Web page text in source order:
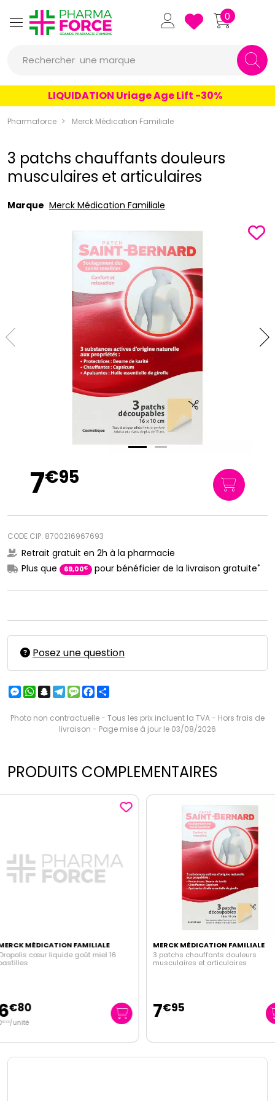
Pharmaforce Grande Pharmacie
0
Rechercher une marque
un produit
LIQUIDATION Uriage Age Lift -30%
Pharmaforce Merck Médication Familiale
3 patchs chauffants douleurs
musculaires et articulaires
Marque Merck Médication Familiale
7€95
CODE CIP: 8700216967693
Retrait gratuit en 2h à la pharmacie
Plus que
69,00€ pour bénéficier de la livraison gratuite*
Posez une question
Messenger
WhatsApp
Snapchat
Telegram
MessageFacebook
Photo non contractuelle - Tous les prix incluent la TVA - Hors frais de
livraison - Page mise à jour le 03/08/2026
PRODUITS COMPLEMENTAIRES
MÉDICATION FAMILIALE
cœur liquide goût miel 16
MERCK MÉDICATION FAMILIALE
3 patchs chauffants douleurs
musculaires et articulaires
7 95